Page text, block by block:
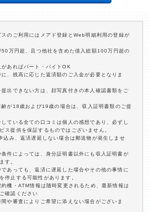
のご利用にはメアド登録とWeb明細利用の登録が
50万円超、且つ他社を含めた借入総額100万円超の
あればパート・バイトOK
、残高に応じた返済額のご入金が必要となりま
出できない方は、顔写真付きの本人確認書類をご
が18歳および19歳の場合は、収入証明書類のご提
ている全ての口コミは個人の感想であり、必ずし
ス提供を保証するものではございません。
込み、返済遅延しない場合は郵送物が発生しませ
件によっては、身分証明書以外にも収入証明書が
す。
あっても、返済に遅延した場合やその他の事情に
停止する可能性があります。
機・ATM情報は随時変更されるため、最新情報は
確認ください
や審査によりご希望に添えない場合がございま